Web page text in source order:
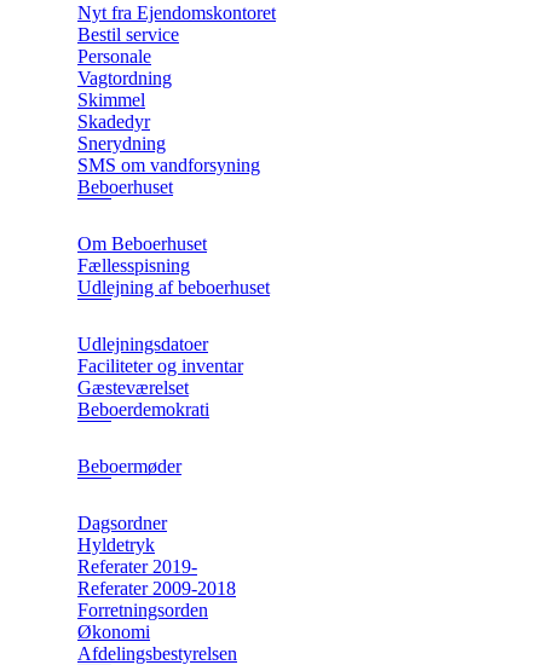
Nyt fra Ejendomskontoret
Bestil service
Personale
Vagtordning
Skimmel
Skadedyr
Snerydning
SMS om vandforsyning
Beboerhuset
Om Beboerhuset
Fællesspisning
Udlejning af beboerhuset
Udlejningsdatoer
Faciliteter og inventar
Gæsteværelset
Beboerdemokrati
Beboermøder
Dagsordner
Hyldetryk
Referater 2019-
Referater 2009-2018
Forretningsorden
Økonomi
Afdelingsbestyrelsen